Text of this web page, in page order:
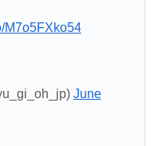
M7o5FXko54
June